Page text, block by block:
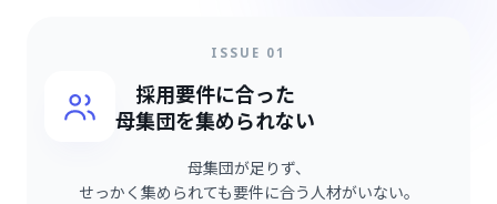
ISSUE 01
採用要件に合った
母集団を集められない
母集団が足りず、
せっかく集められても要件に合う人材がいない。